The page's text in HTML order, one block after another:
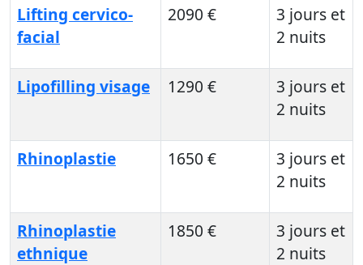
Lifting cervico-
facial
2090 €
3 jours et
2 nuits
Lipofilling visage 1290 €
3 jours et
2 nuits
Rhinoplastie 1650 €
3 jours et
2 nuits
Rhinoplastie
ethnique
1850 €
3 jours et
2 nuits